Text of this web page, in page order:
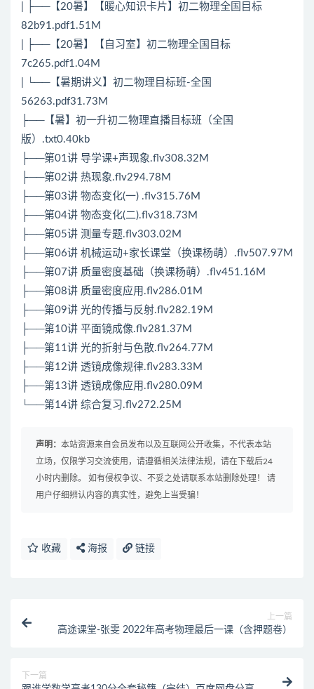
| ├──【20暑】【暖心知识卡片】初二物理全国目标
82b91.pdf1.51M
| ├──【20暑】【自习室】初二物理全国目标
7c265.pdf1.04M
| └──【暑期讲义】初二物理目标班-全国
56263.pdf31.73M
├──【暑】初一升初二物理直播目标班（全国
版）.txt0.40kb
├──第01讲 导学课+声现象.flv308.32M
├──第02讲 热现象.flv294.78M
├──第03讲 物态变化(一) .flv315.76M
├──第04讲 物态变化(二).flv318.73M
├──第05讲 测量专题.flv303.02M
├──第06讲 机械运动+家长课堂（换课杨萌）.flv507.97M
├──第07讲 质量密度基础（换课杨萌）.flv451.16M
├──第08讲 质量密度应用.flv286.01M
├──第09讲 光的传播与反射.flv282.19M
├──第10讲 平面镜成像.flv281.37M
├──第11讲 光的折射与色散.flv264.77M
├──第12讲 透镜成像规律.flv283.33M
├──第13讲 透镜成像应用.flv280.09M
└──第14讲 综合复习.flv272.25M
声明： 本站资源来自会员发布以及互联网公开收集，不代表本站
立场，仅限学习交流使用，请遵循相关法律法规，请在下载后24
小时内删除。 如有侵权争议、不妥之处请联系本站删除处理！ 请
用户仔细辨认内容的真实性，避免上当受骗！
收藏 海报 链接
上一篇
高途课堂-张雯 2022年高考物理最后一课（含押题卷）
下一篇